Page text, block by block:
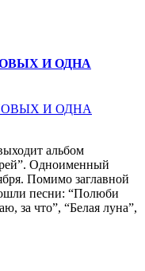
И ОДНА
альбом
Одноименный
Помимо заглавной
песни: “Полюби
за что”, “Белая луна”,